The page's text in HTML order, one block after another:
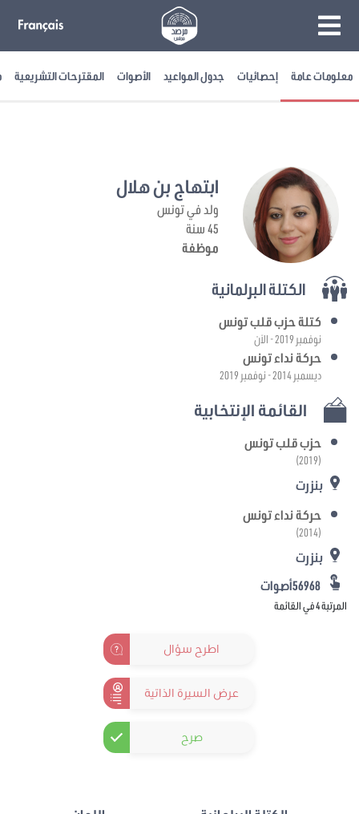
معلومات عامة إحصائيات جدول المواعيد الأصوات المقترحات التشريعية
ابتهاج بن هلال
ولد في تونس
45 سنة
موظفة
الكتلة البرلمانية
كتلة حزب قلب تونس
نوفمبر 2019 - الآن
حركة نداء تونس
ديسمبر 2014 - نوفمبر 2019
القائمة الإنتخابية
حزب قلب تونس
(2019)
بنزرت
حركة نداء تونس
(2014)
بنزرت
المرتبة 4 في القائمة
اطرح سؤال
عرض السيرة الذاتية
صرح